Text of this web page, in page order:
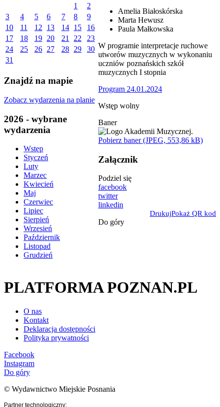
1
2
3
4 5 6 7 8
9
10
11 12 13 14 15
16
17
18 19 20 21 22
23
24
25 26 27 28 29
30
31
Znajdź na mapie
Zobacz wydarzenia na planie
2026 - wybrane
wydarzenia
Wstęp
Styczeń
Luty
Marzec
Kwiecień
Maj
Czerwiec
Lipiec
Sierpień
Wrzesień
Październik
Listopad
Grudzień
Amelia Białoskórska
Marta Hewusz
Paula Małkowska
W programie interpretacje ruchowe
utworów muzycznych w wykonaniu
uczniów poznańskich szkół
muzycznych I stopnia
Program 24.01.2024
Wstęp wolny
Baner
Pobierz baner (JPEG, 553,86 kB)
Załącznik
Podziel się
facebook
twitter
linkedin
DrukujPokaż QR kod
Do góry
PLATFORMA POZNAN.PL
O nas
Kontakt
Deklaracja dostępności
Polityka prywatności
Facebook
Instagram
Do góry
© Wydawnictwo Miejskie Posnania
Partner technologiczny: